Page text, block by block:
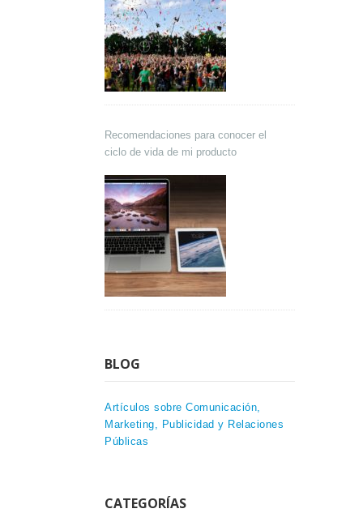
Recomendaciones para conocer el
ciclo de vida de mi producto
BLOG
Artículos sobre Comunicación,
Marketing, Publicidad y Relaciones
Públicas
CATEGORÍAS